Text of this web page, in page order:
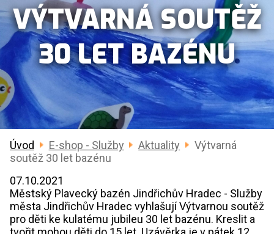
VÝTVARNÁ SOUTĚŽ
30 LET BAZÉNU
Úvod E-shop - Služby Aktuality
Výtvarná
soutěž 30 let bazénu
07.10.2021
Městský Plavecký bazén Jindřichův Hradec - Služby
města Jindřichův Hradec vyhlašují Výtvarnou soutěž
pro děti ke kulatému jubileu 30 let bazénu. Kreslit a